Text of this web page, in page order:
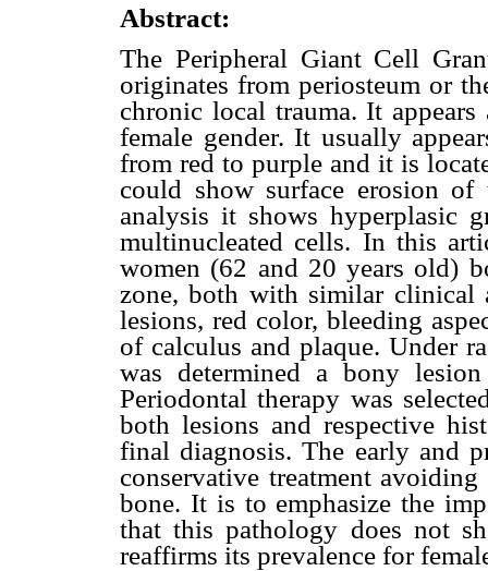
Abstract:
The Peripheral Giant Cell
originates from periosteum or
chronic local trauma. It
female gender. It usually
from red to purple and it is
could show surface erosion of
analysis it shows hyperplasic
multinucleated cells. In this
women (62 and 20 years old)
zone, both with similar clinical
lesions, red color, bleeding
of calculus and plaque. Under
was determined a bony
Periodontal therapy was
both lesions and respective
final diagnosis. The early and
conservative treatment
bone. It is to emphasize the
that this pathology does not
reaffirms its prevalence for